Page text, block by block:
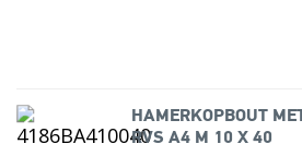
HAMERKOPBOUT
RVS A4 M 10 X 40